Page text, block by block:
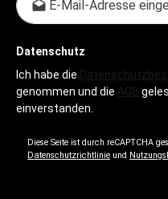
Datenschutz
Ich habe die
genommen und die AGB
einverstanden.
Diese Seite ist durch reCAPTCHA
Datenschutzrichtlinie und